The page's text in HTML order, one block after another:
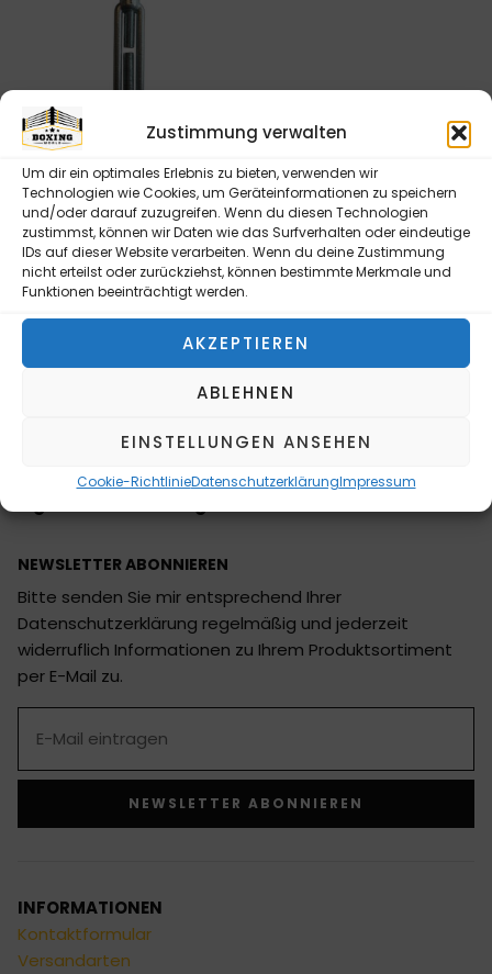
Zustimmung verwalten
Um dir ein optimales Erlebnis zu bieten, verwenden wir
Technologien wie Cookies, um Geräteinformationen zu speichern
und/oder darauf zuzugreifen. Wenn du diesen Technologien
zustimmst, können wir Daten wie das Surfverhalten oder eindeutige
IDs auf dieser Website verarbeiten. Wenn du deine Zustimmung
nicht erteilst oder zurückziehst, können bestimmte Merkmale und
Funktionen beeinträchtigt werden.
AKZEPTIEREN
ABLEHNEN
EINSTELLUNGEN ANSEHEN
Cookie-RichtlinieDatenschutzerklärungImpressum
M16 SPANNSCHLOSS FÜR
RINGSEIL
13,90€
inkl. MwSt.
zzgl.Versandkosten
In den Warenkorb
Ihr professioneller Ausstatter für Boxringe,
Trainingsgeräte, MMA Cages und Zubehör mit
NEWSLETTER ABONNIEREN
Bitte senden Sie mir entsprechend Ihrer
Datenschutzerklärung regelmäßig und jederzeit
widerruflich Informationen zu Ihrem Produktsortiment
per E-Mail zu.
NEWSLETTER ABONNIEREN
INFORMATIONEN
Kontaktformular
Versandarten